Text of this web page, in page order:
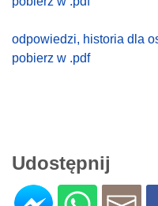
odpowiedzi, historia dla
pobierz w .pdf
Udostępnij